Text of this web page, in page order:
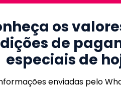
os
de
especiais de
enviadas pelo